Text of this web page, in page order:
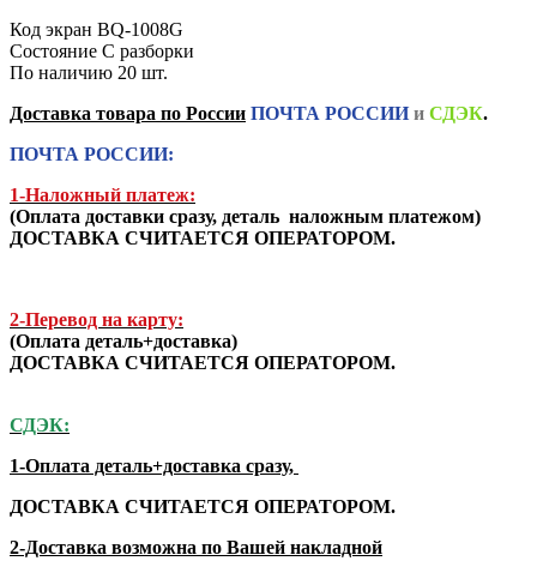
Код экран BQ-1008G
Состояние С разборки
По наличию 20 шт.
Доставка товара по России ПОЧТА РОССИИи СДЭК.
ПОЧТА РОССИИ:
1-Наложный платеж:
(Оплата доставки сразу, деталь наложным платежом)
ДОСТАВКА СЧИТАЕТСЯ ОПЕРАТОРОМ.
2-Перевод на карту:
(Оплата деталь+доставка)
ДОСТАВКА СЧИТАЕТСЯ ОПЕРАТОРОМ.
СДЭК:
1-Оплата деталь+доставка сразу,
ДОСТАВКА СЧИТАЕТСЯ ОПЕРАТОРОМ.
2-Доставка возможна по Вашей накладной